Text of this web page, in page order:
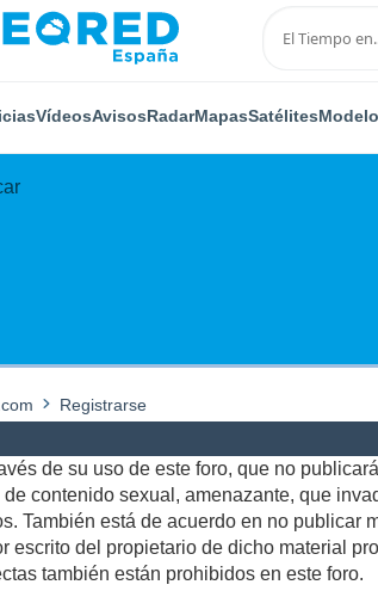
VídeosAvisosRadarMapasSatélites
Registrarse
de su uso de este foro, que no
contenido sexual, amenazante, que
También está de acuerdo en no publicar
escrito del propietario de dicho material
también están prohibidos en este foro.